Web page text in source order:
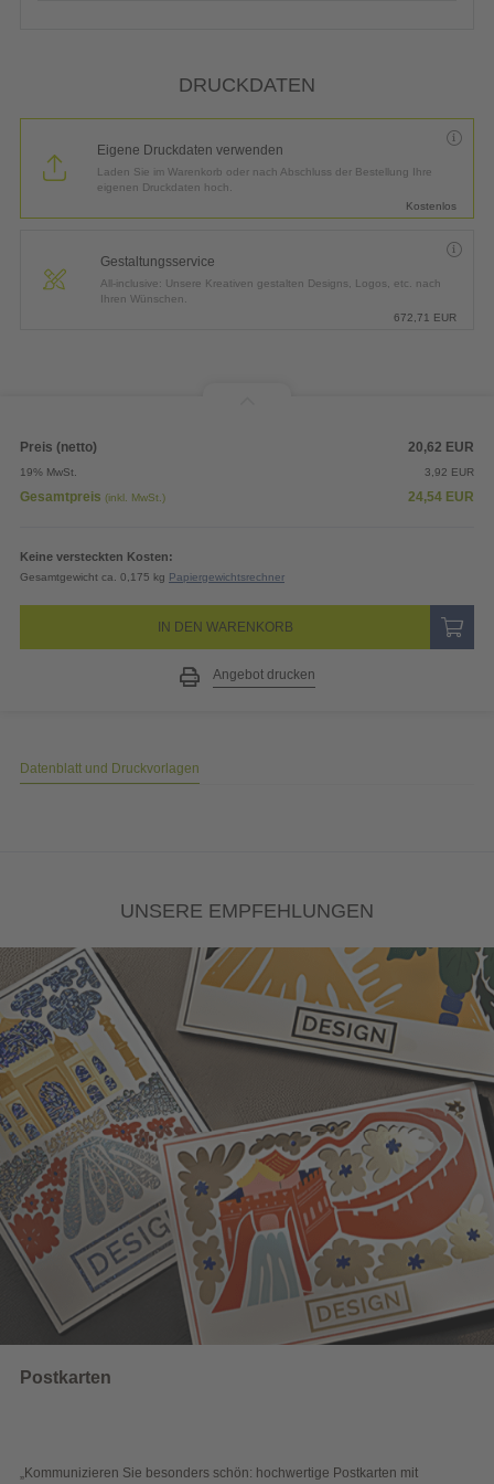
DRUCKDATEN
Eigene Druckdaten verwenden
Laden Sie im Warenkorb oder nach Abschluss der Bestellung Ihre
eigenen Druckdaten hoch.
Kostenlos
Gestaltungsservice
All-inclusive: Unsere Kreativen gestalten Designs, Logos, etc. nach
Ihren Wünschen.
672,71 EUR
Preis (netto) 20,62 EUR
19% MwSt. 3,92 EUR
Gesamtpreis (inkl. MwSt.) 24,54 EUR
Keine versteckten Kosten:
Gesamtgewicht ca. 0,175 kg Papiergewichtsrechner
IN DEN WARENKORB
Angebot drucken
Datenblatt und Druckvorlagen
UNSERE EMPFEHLUNGEN
schön: hochwertige Postkarten mit
„Sichtbar und